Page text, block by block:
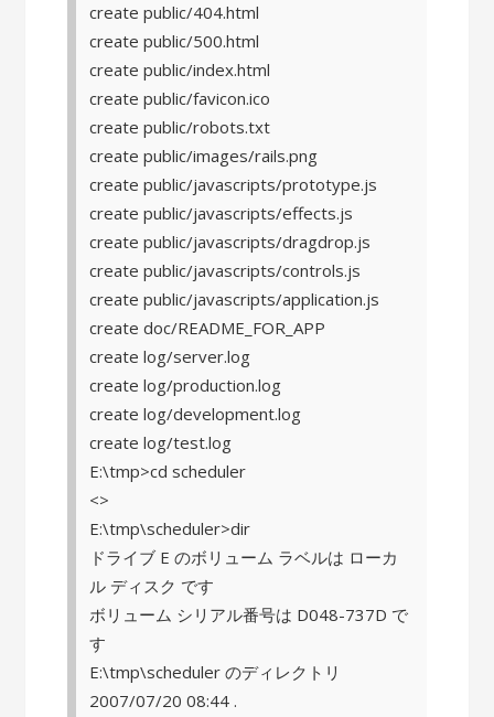
create public/404.html
create public/500.html
create public/index.html
create public/favicon.ico
create public/robots.txt
create public/images/rails.png
create public/javascripts/prototype.js
create public/javascripts/effects.js
create public/javascripts/dragdrop.js
create public/javascripts/controls.js
create public/javascripts/application.js
create doc/README_FOR_APP
create log/server.log
create log/production.log
create log/development.log
create log/test.log
E:\tmp>cd scheduler
<>
E:\tmp\scheduler>dir
ドライブ E のボリューム ラベルは ローカ
ル ディスク です
ボリューム シリアル番号は D048-737D で
す
E:\tmp\scheduler のディレクトリ
2007/07/20 08:44 .